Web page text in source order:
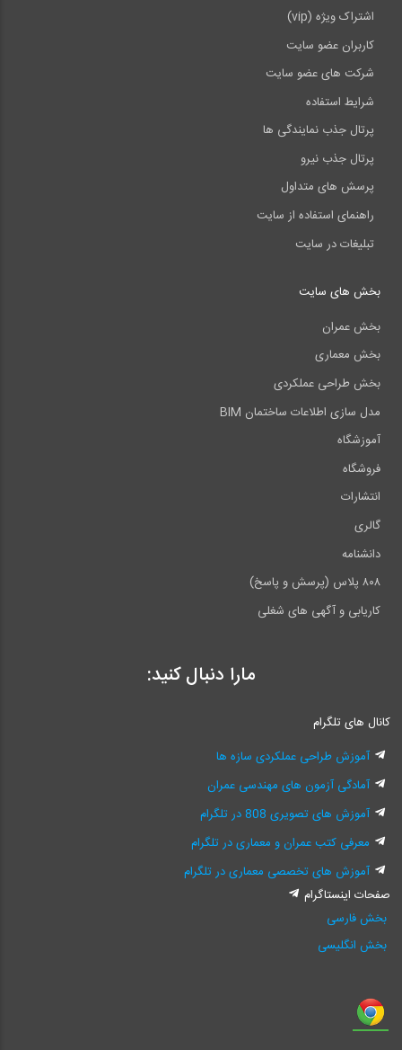
اشتراک ویژه (vip)
کاربران عضو سایت
شرکت های عضو سایت
شرایط استفاده
پرتال جذب نمایندگی ها
پرتال جذب نیرو
پرسش های متداول
راهنمای استفاده از سایت
تبلیغات در سایت
بخش های سایت
بخش عمران
بخش معماری
بخش طراحی عملکردی
مدل سازی اطلاعات ساختمان BIM
آموزشگاه
فروشگاه
انتشارات
گالری
دانشنامه
۸۰۸ پلاس (پرسش و پاسخ)
کاریابی و آگهی های شغلی
مارا دنبال کنید:
کانال های تلگرام
آموزش طراحی عملکردی سازه ها
آمادگی آزمون های مهندسی عمران
آموزش های تصویری 808 در تلگرام
معرفی کتب عمران و معماری در تلگرام
آموزش های تخصصی معماری در تلگرام
صفحات اینستاگرام
بخش فارسی
بخش انگلیسی